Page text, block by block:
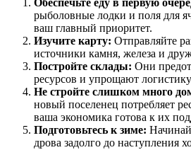
Обеспечьте еду в первую
рыболовные лодки и поля для
ваш главный приоритет.
Изучите карту: Отправляйте
источники камня, железа и
Постройте склады: Они
ресурсов и упрощают
Не стройте слишком много
новый поселенец потребляет
ваша экономика готова к их
Подготовьтесь к зиме:
дрова задолго до наступления